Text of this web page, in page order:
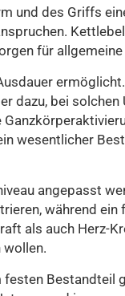
und des Griffs
für
dazu, bei
wesentlicher
angepasst
während
als auch Herz-
wollen.
Bestandteil